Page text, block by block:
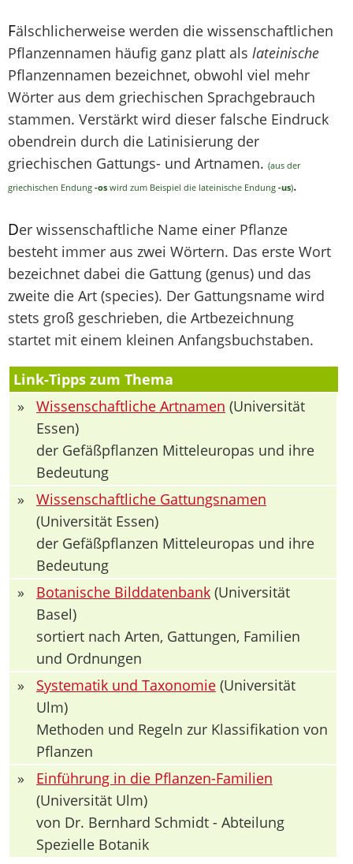
Fälschlicherweise werden die wissenschaftlichen
Pflanzennamen häufig ganz platt als lateinische
Pflanzennamen bezeichnet, obwohl viel mehr
Wörter aus dem griechischen Sprachgebrauch
stammen. Verstärkt wird dieser falsche Eindruck
obendrein durch die Latinisierung der
griechischen Gattungs- und Artnamen. (aus der
griechischen Endung -os wird zum Beispiel die lateinische Endung -us).
Der wissenschaftliche Name einer Pflanze
besteht immer aus zwei Wörtern. Das erste Wort
bezeichnet dabei die Gattung (genus) und das
zweite die Art (species). Der Gattungsname wird
stets groß geschrieben, die Artbezeichnung
startet mit einem kleinen Anfangsbuchstaben.
Link-Tipps zum Thema
»
Wissenschaftliche Artnamen (Universität
Essen)
der Gefäßpflanzen Mitteleuropas und ihre
Bedeutung
»
Wissenschaftliche Gattungsnamen
(Universität Essen)
der Gefäßpflanzen Mitteleuropas und ihre
Bedeutung
»
Botanische Bilddatenbank (Universität
Basel)
sortiert nach Arten, Gattungen, Familien
und Ordnungen
»
Systematik und Taxonomie (Universität
Ulm)
Methoden und Regeln zur Klassifikation von
Pflanzen
»
Einführung in die Pflanzen-Familien
(Universität Ulm)
von Dr. Bernhard Schmidt - Abteilung
Spezielle Botanik